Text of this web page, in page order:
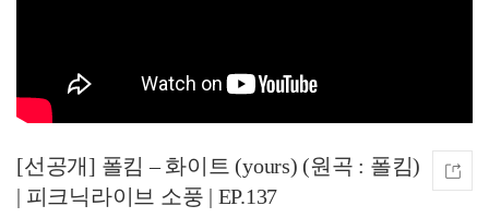
[선공개] 폴킴 – 화이트 (yours) (원곡 : 폴킴)
| 피크닉라이브 소풍 | EP.137